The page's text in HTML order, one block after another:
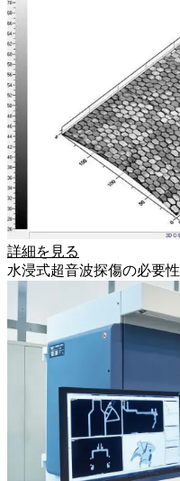
詳細を見る
水浸式超音波探傷の必要性